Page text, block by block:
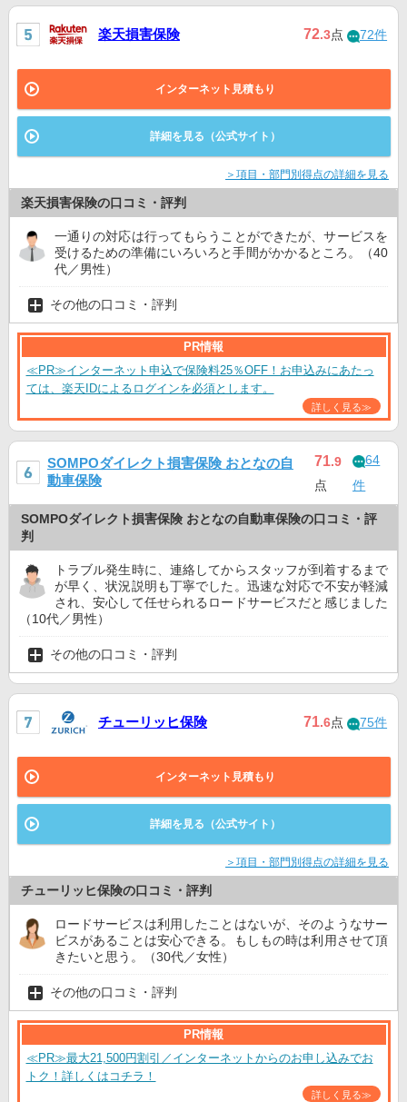
楽天損害保険 72.3点 72件
インターネット見積もり
詳細を見る（公式サイト）
＞項目・部門別得点の詳細を見る
楽天損害保険の口コミ・評判
一通りの対応は行ってもらうことができたが、サービスを
受けるための準備にいろいろと手間がかかるところ。（40
代／男性）
その他の口コミ・評判
PR情報
≪PR≫インターネット申込で保険料25％OFF！お申込みにあたっ
ては、楽天IDによるログインを必須とします。
詳しく見る≫
SOMPOダイレクト損害保険 おとなの自
動車保険
71.9
点
64
件
SOMPOダイレクト損害保険 おとなの自動車保険の口コミ・評
判
トラブル発生時に、連絡してからスタッフが到着するまで
が早く、状況説明も丁寧でした。迅速な対応で不安が軽減
され、安心して任せられるロードサービスだと感じました
（10代／男性）
その他の口コミ・評判
チューリッヒ保険 71.6点 75件
インターネット見積もり
詳細を見る（公式サイト）
＞項目・部門別得点の詳細を見る
チューリッヒ保険の口コミ・評判
ロードサービスは利用したことはないが、そのようなサー
ビスがあることは安心できる。もしもの時は利用させて頂
きたいと思う。（30代／女性）
その他の口コミ・評判
PR情報
≪PR≫最大21,500円割引／インターネットからのお申し込みでお
トク！詳しくはコチラ！
詳しく見る≫